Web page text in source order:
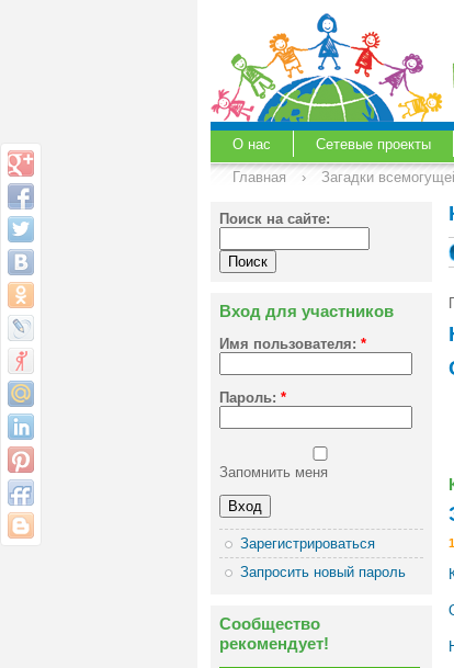
О нас Сетевые проекты
Главная
› Загадки
Поиск на сайте:
Вход для участников
Имя пользователя: *
Пароль: *
Запомнить меня
Зарегистрироваться
Запросить новый пароль
Сообщество
рекомендует!